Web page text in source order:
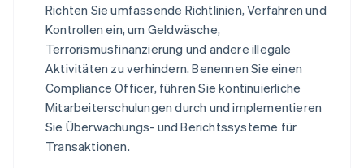
Richten Sie umfassende Richtlinien, Verfahren und
Kontrollen ein, um Geldwäsche,
Terrorismusfinanzierung und andere illegale
Aktivitäten zu verhindern. Benennen Sie einen
Compliance Officer, führen Sie kontinuierliche
Mitarbeiterschulungen durch und implementieren
Sie Überwachungs- und Berichtssysteme für
Transaktionen.